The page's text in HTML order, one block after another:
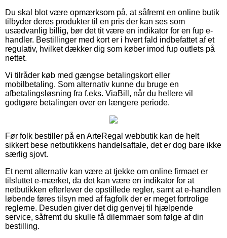
Du skal blot være opmærksom på, at såfremt en online butik
tilbyder deres produkter til en pris der kan ses som
usædvanlig billig, bør det tit være en indikator for en fup e-
handler. Bestillinger med kort er i hvert fald indbefattet af et
regulativ, hvilket dækker dig som køber imod fup outlets på
nettet.
Vi tilråder køb med gængse betalingskort eller
mobilbetaling. Som alternativ kunne du bruge en
afbetalingsløsning fra f.eks. ViaBill, når du hellere vil
godtgøre betalingen over en længere periode.
Før folk bestiller på en ArteRegal webbutik kan de helt
sikkert bese netbutikkens handelsaftale, det er dog bare ikke
særlig sjovt.
Et nemt alternativ kan være at tjekke om online firmaet er
tilsluttet e-mærket, da det kan være en indikator for at
netbutikken efterlever de opstillede regler, samt at e-handlen
løbende føres tilsyn med af fagfolk der er meget fortrolige
reglerne. Desuden giver det dig genvej til hjælpende
service, såfremt du skulle få dilemmaer som følge af din
bestilling.